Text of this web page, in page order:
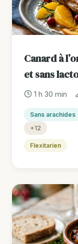
Canard à
et sans
1 h 30 min
Sans arachides
+12
Flexitarien